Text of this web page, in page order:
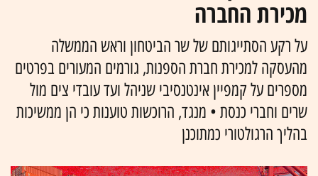
מכירת החברה
על רקע הסתייגותם של שר הביטחון וראש הממשלה
מהעסקה למכירת חברת הספנות, גורמים המעורים בפרטים
מספרים על קמפיין אינטנסיבי שניהל ועד עובדי צים מול
שרים וחברי כנסת • מנגד, הרוכשות טוענות כי הן ממשיכות
בהליך הרגולטורי כמתוכנן